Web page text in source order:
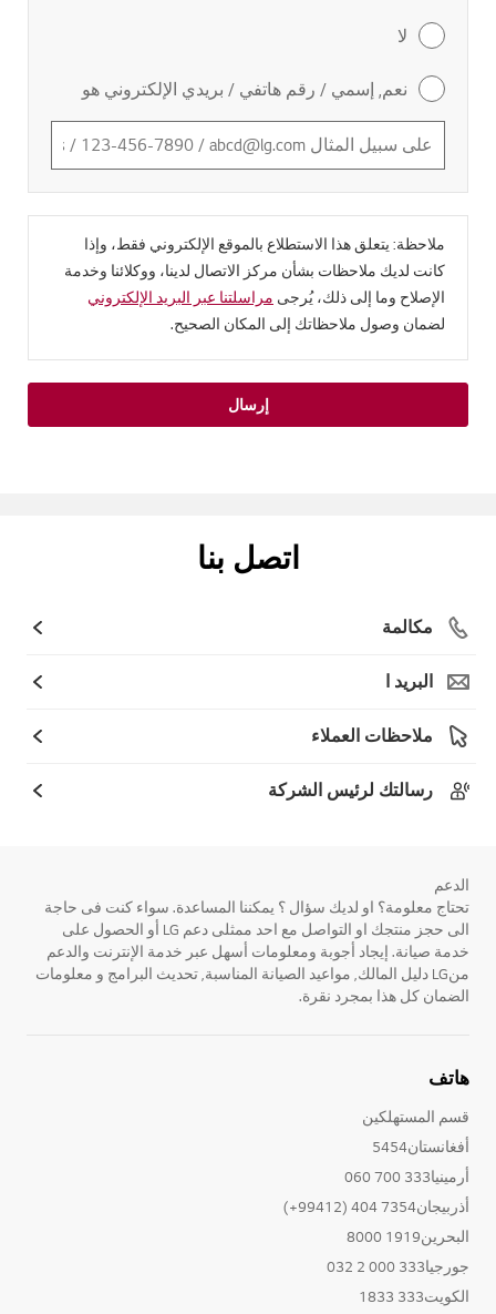
لا
نعم, إسمي / رقم هاتفي / بريدي الإلكتروني هو
ملاحظة: يتعلق هذا الاستطلاع بالموقع الإلكتروني فقط، وإذا
كانت لديك ملاحظات بشأن مركز الاتصال لدينا، ووكلائنا وخدمة
الإصلاح وما إلى ذلك، يُرجى مراسلتنا عبر البريد الإلكتروني
لضمان وصول ملاحظاتك إلى المكان الصحيح.
إرسال
اتصل بنا
مكالمة
البريد ا
ملاحظات العملاء
رسالتك لرئيس الشركة
الدعم
تحتاج معلومة؟ او لديك سؤال ؟ يمكننا المساعدة. سواء كنت فى حاجة
الى حجز منتجك او التواصل مع احد ممثلى دعم LG أو الحصول على
خدمة صيانة. إيجاد أجوبة ومعلومات أسهل عبر خدمة الإنترنت والدعم
منLG دليل المالك, مواعيد الصيانة المناسبة, تحديث البرامج و معلومات
الضمان كل هذا بمجرد نقرة.
هاتف
قسم المستهلكين
أفغانستان5454
أرمينيا333 700 060
أذربيجان7354 404 (99412+)
البحرين1919 8000
جورجيا333 000 2 032
الكويت333 1833